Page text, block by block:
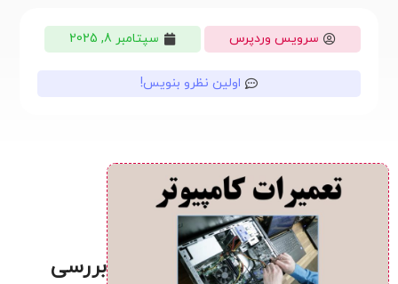
سرویس وردپرس سپتامبر 8, 2025
اولین نظرو بنویس!
بررسی